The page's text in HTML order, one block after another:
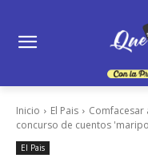
Inicio El Pais
concurso de cuentos
El Pais